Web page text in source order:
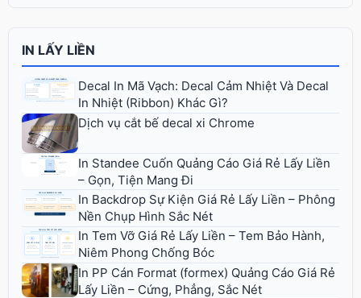
IN LẤY LIỀN
Decal In Mã Vạch: Decal Cảm Nhiệt Và Decal
In Nhiệt (Ribbon) Khác Gì?
Dịch vụ cắt bế decal xi Chrome
In Standee Cuốn Quảng Cáo Giá Rẻ Lấy Liền
– Gọn, Tiện Mang Đi
In Backdrop Sự Kiện Giá Rẻ Lấy Liền – Phông
Nền Chụp Hình Sắc Nét
In Tem Vỡ Giá Rẻ Lấy Liền – Tem Bảo Hành,
Niêm Phong Chống Bóc
In PP Cán Format (formex) Quảng Cáo Giá Rẻ
Lấy Liền – Cứng, Phẳng, Sắc Nét